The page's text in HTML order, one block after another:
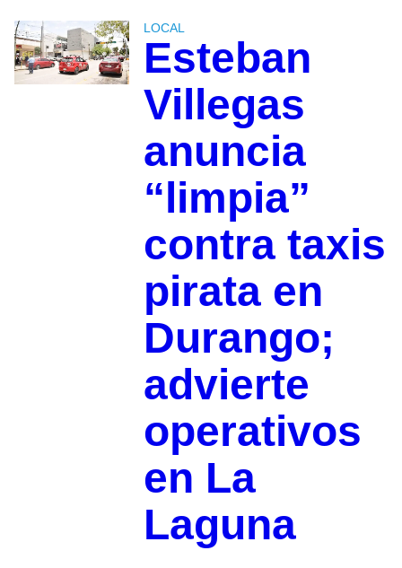
LOCAL
Esteban
Villegas
anuncia
“limpia”
contra taxis
pirata en
Durango;
advierte
operativos
en La
Laguna